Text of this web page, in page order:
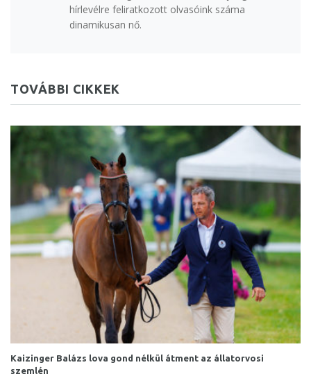
hírlevélre feliratkozott olvasóink száma
dinamikusan nő.
TOVÁBBI CIKKEK
Kaizinger Balázs lova gond nélkül átment az állatorvosi
szemlén